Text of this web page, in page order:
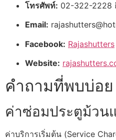
โทรศัพท์: 02-322-2228
Email:
Facebook: Rajashutters
Website:
คำถามที่พบบ่อย
ค่าซ่อมประตูม้วน
ค่าบริการเริ่มต้น (Service